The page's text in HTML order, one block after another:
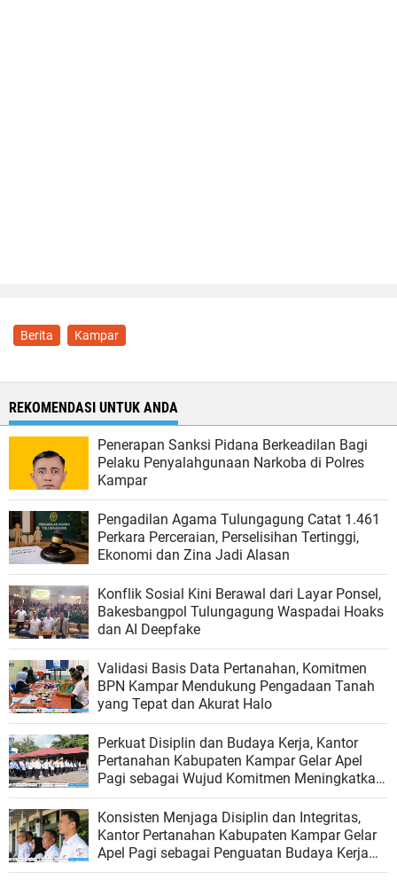
Berita Kampar
REKOMENDASI UNTUK ANDA
Penerapan Sanksi Pidana Berkeadilan Bagi
Pelaku Penyalahgunaan Narkoba di Polres
Kampar
Pengadilan Agama Tulungagung Catat 1.461
Perkara Perceraian, Perselisihan Tertinggi,
Ekonomi dan Zina Jadi Alasan
Konflik Sosial Kini Berawal dari Layar Ponsel,
Bakesbangpol Tulungagung Waspadai Hoaks
dan AI Deepfake
Validasi Basis Data Pertanahan, Komitmen
BPN Kampar Mendukung Pengadaan Tanah
yang Tepat dan Akurat Halo
Perkuat Disiplin dan Budaya Kerja, Kantor
Pertanahan Kabupaten Kampar Gelar Apel
Pagi sebagai Wujud Komitmen Meningkatkan
Kualitas Pelayanan
Konsisten Menjaga Disiplin dan Integritas,
Kantor Pertanahan Kabupaten Kampar Gelar
Apel Pagi sebagai Penguatan Budaya Kerja
Organisasi